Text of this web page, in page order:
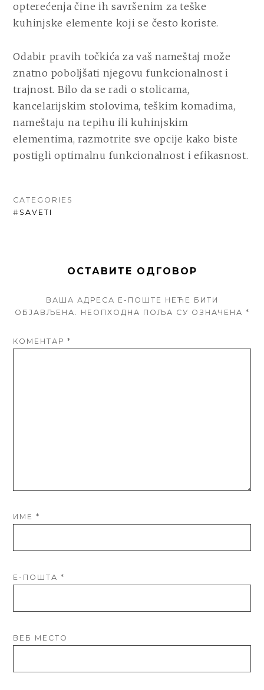
opterećenja čine ih savršenim za teške
kuhinjske elemente koji se često koriste.
Odabir pravih točkića za vaš nameštaj može
znatno poboljšati njegovu funkcionalnost i
trajnost. Bilo da se radi o stolicama,
kancelarijskim stolovima, teškim komadima,
nameštaju na tepihu ili kuhinjskim
elementima, razmotrite sve opcije kako biste
postigli optimalnu funkcionalnost i efikasnost.
CATEGORIES
# SAVETI
ОСТАВИТЕ ОДГОВОР
ВАША АДРЕСА Е-ПОШТЕ НЕЋЕ БИТИ
ОБЈАВЉЕНА. НЕОПХОДНА ПОЉА СУ ОЗНАЧЕНА *
КОМЕНТАР*
ИМЕ*
Е-ПОШТА*
ВЕБ МЕСТО